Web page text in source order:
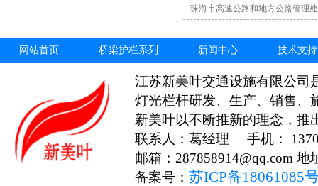
珠海市高速公路和地方公路管理
网站首页 桥梁护栏系列 新闻中心 技术支持
江苏新美叶交通设施有限公司
灯光栏杆研发、生产、销售、
新美叶以不断推新的理念，推
联系人：葛经理 手机：
邮箱：287858914@qq.com
备案号： 苏ICP备18061085